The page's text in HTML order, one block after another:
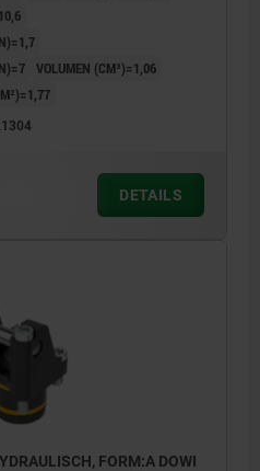
VOLUMEN (CM³)=1,06
DETAILS
FORM:A DOWI